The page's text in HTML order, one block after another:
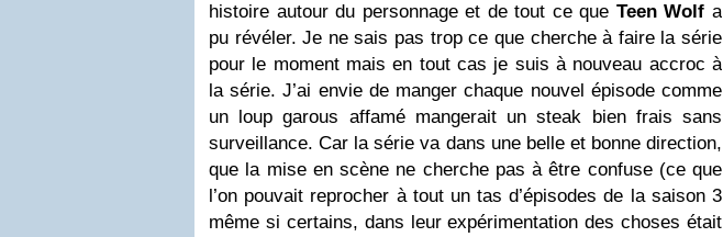
histoire autour du personnage et de tout ce que Teen Wolf a
pu révéler. Je ne sais pas trop ce que cherche à faire la série
pour le moment mais en tout cas je suis à nouveau accroc à
la série. J’ai envie de manger chaque nouvel épisode comme
un loup garous affamé mangerait un steak bien frais sans
surveillance. Car la série va dans une belle et bonne direction,
que la mise en scène ne cherche pas à être confuse (ce que
l’on pouvait reprocher à tout un tas d’épisodes de la saison 3
même si certains, dans leur expérimentation des choses était